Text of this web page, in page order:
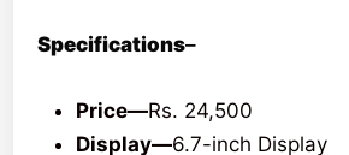
Specifications–
Price—Rs. 24,500
Display—6.7-inch Display